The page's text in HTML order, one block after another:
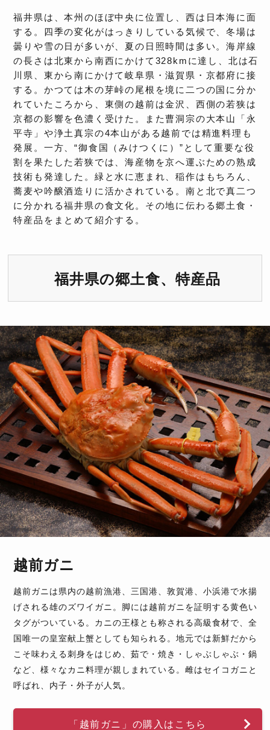
福井県は、本州のほぼ中央に位置し、西は日本海に面
する。四季の変化がはっきりしている気候で、冬場は
曇りや雪の日が多いが、夏の日照時間は多い。海岸線
の長さは北東から南西にかけて328kmに達し、北は石
川県、東から南にかけて岐阜県・滋賀県・京都府に接
する。かつては木の芽峠の尾根を境に二つの国に分か
れていたころから、東側の越前は金沢、西側の若狭は
京都の影響を色濃く受けた。また曹洞宗の大本山「永
平寺」や浄土真宗の4本山がある越前では精進料理も
発展。一方、“御食国（みけつくに）”として重要な役
割を果たした若狭では、海産物を京へ運ぶための熟成
技術も発達した。緑と水に恵まれ、稲作はもちろん、
蕎麦や吟醸酒造りに活かされている。南と北で真二つ
に分かれる福井県の食文化。その地に伝わる郷土食・
特産品をまとめて紹介する。
福井県の郷土食、特産品
越前ガニ
越前ガニは県内の越前漁港、三国港、敦賀港、小浜港で水揚
げされる雄のズワイガニ。脚には越前ガニを証明する黄色い
タグがついている。カニの王様とも称される高級食材で、全
国唯一の皇室献上蟹としても知られる。地元では新鮮だから
こそ味わえる刺身をはじめ、茹で・焼き・しゃぶしゃぶ・鍋
など、様々なカニ料理が親しまれている。雌はセイコガニと
呼ばれ、内子・外子が人気。
「越前ガニ」の購入はこちら